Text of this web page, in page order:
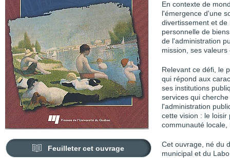
Feuilleter cet ouvrage
En contexte de
l'émergence d'une
divertissement et
personnelle de
de l'administration
mission, ses
Relevant ce défi, le
qui répond aux
ses institutions
services qui
l'administration
cette vision : le loisir
communauté
Cet ouvrage, né du
municipal et du